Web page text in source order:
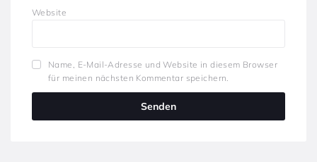
Website
Name, E-Mail-Adresse und Website in diesem Browser
für meinen nächsten Kommentar speichern.